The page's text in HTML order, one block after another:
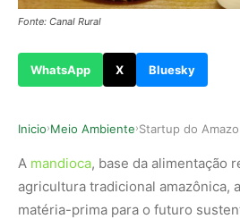
Fonte: Canal Rural
WhatsApp X Bluesky
Inicio›Meio Ambiente›
A mandioca, base da alimentação
agricultura tradicional amazônica,
matéria-prima para o futuro